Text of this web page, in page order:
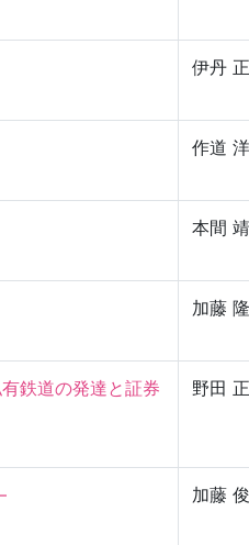
伊丹
作道
本間
加藤 隆
鉄道の発達と証券
野田
加藤